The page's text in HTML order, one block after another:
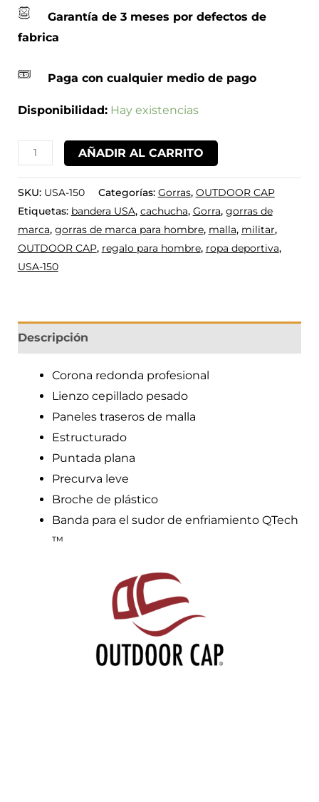
Garantía de 3 meses por defectos de
fabrica
Paga con cualquier medio de pago
Disponibilidad: Hay existencias
AÑADIR AL CARRITO
SKU: USA-150 Categorías: Gorras, OUTDOOR CAP
Etiquetas: bandera USA, cachucha, Gorra, gorras de
marca, gorras de marca para hombre, malla, militar,
OUTDOOR CAP, regalo para hombre, ropa deportiva,
USA-150
Descripción
Corona redonda profesional
Lienzo cepillado pesado
Paneles traseros de malla
Estructurado
Puntada plana
Precurva leve
Broche de plástico
Banda para el sudor de enfriamiento QTech
™